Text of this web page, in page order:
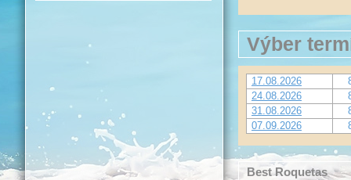
Výber
17.08.2026
24.08.2026
31.08.2026
07.09.2026
Best Roquetas